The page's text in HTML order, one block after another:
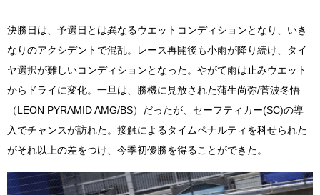
決勝日は、予選日とは異なるウエットコンディションとなり、いき
なりのアクシデントで混乱。レース再開後も小雨が降り続け、タイ
ヤ選択が難しいコンディションとなった。やがて雨は止みウエット
からドライに変化。一旦は、勝機に見放された蒲生尚弥/菅波冬悟
（LEON PYRAMID AMG/BS）だったが、セーフティカー(SC)の導
入でチャンスが訪れた。接触によるタイムペナルティを科せられた
がそれ以上の差をつけ、今季初優勝を得ることができた。